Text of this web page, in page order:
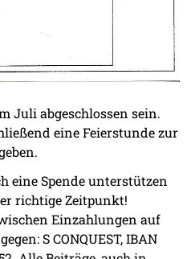
Juli abgeschlossen sein.
eine Feierstunde zur
eine Spende unterstützen
richtige Zeitpunkt!
Einzahlungen auf
S CONQUEST, IBAN